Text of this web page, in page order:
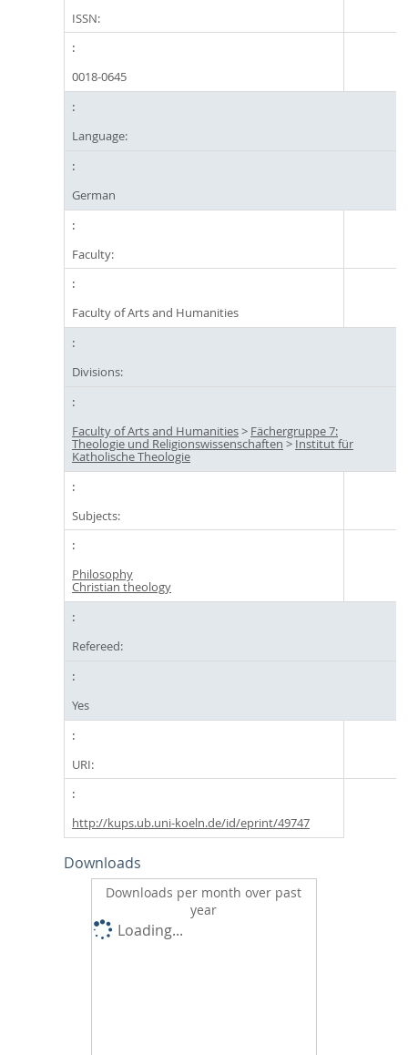
ISSN:
0018-0645
Language:
German
Faculty:
Faculty of Arts and Humanities
Divisions:
Faculty of Arts and Humanities> Fächergruppe 7:
Theologie und Religionswissenschaften > Institut für
Katholische Theologie
Subjects:
Philosophy
Christian theology
Refereed:
Yes
URI:
http://kups.ub.uni-koeln.de/id/eprint/49747
Downloads
Downloads per month over past
year
Loading...